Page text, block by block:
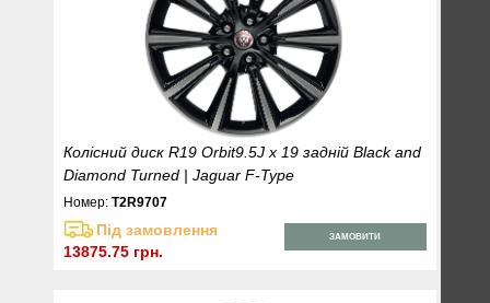
Колісний диск R19 Orbit9.5J x 19 задній Black and
Diamond Turned | Jaguar F-Type
Номер:T2R9707
Під замовлення
13875.75 грн.
ЗАМОВИТИ